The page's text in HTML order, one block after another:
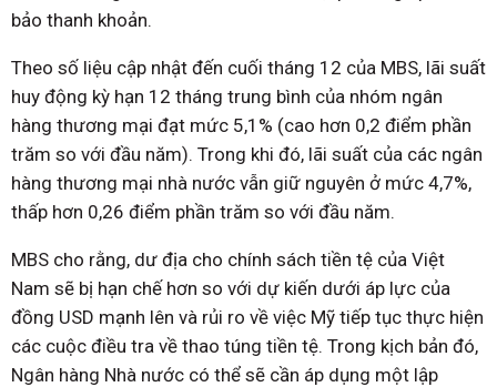
bảo thanh khoản.
Theo số liệu cập nhật đến cuối tháng 12 của MBS, lãi suất
huy động kỳ hạn 12 tháng trung bình của nhóm ngân
hàng thương mại đạt mức 5,1% (cao hơn 0,2 điểm phần
trăm so với đầu năm). Trong khi đó, lãi suất của các ngân
hàng thương mại nhà nước vẫn giữ nguyên ở mức 4,7%,
thấp hơn 0,26 điểm phần trăm so với đầu năm.
MBS cho rằng, dư địa cho chính sách tiền tệ của Việt
Nam sẽ bị hạn chế hơn so với dự kiến dưới áp lực của
đồng USD mạnh lên và rủi ro về việc Mỹ tiếp tục thực hiện
các cuộc điều tra về thao túng tiền tệ. Trong kịch bản đó,
Ngân hàng Nhà nước có thể sẽ cần áp dụng một lập